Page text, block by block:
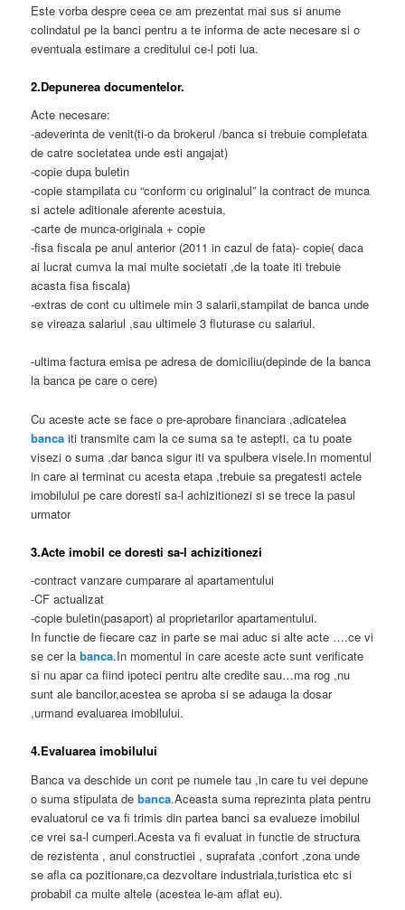
Este vorba despre ceea ce am prezentat mai sus si anume
colindatul pe la banci pentru a te informa de acte necesare si o
eventuala estimare a creditului ce-l poti lua.
2.Depunerea documentelor.
Acte necesare:
-adeverinta de venit(ti-o da brokerul /banca si trebuie completata
de catre societatea unde esti angajat)
-copie dupa buletin
-copie stampilata cu “conform cu originalul” la contract de munca
si actele aditionale aferente acestuia,
-carte de munca-originala + copie
-fisa fiscala pe anul anterior (2011 in cazul de fata)- copie( daca
ai lucrat cumva la mai multe societati ,de la toate iti trebuie
acasta fisa fiscala)
-extras de cont cu ultimele min 3 salarii,stampilat de banca unde
se vireaza salariul ,sau ultimele 3 fluturase cu salariul.
-ultima factura emisa pe adresa de domiciliu(depinde de la banca
la banca pe care o cere)
Cu aceste acte se face o pre-aprobare financiara ,adicatelea
banca iti transmite cam la ce suma sa te astepti, ca tu poate
visezi o suma ,dar banca sigur iti va spulbera visele.In momentul
in care ai terminat cu acesta etapa ,trebuie sa pregatesti actele
imobilului pe care doresti sa-l achizitionezi si se trece la pasul
urmator
3.Acte imobil ce doresti sa-l achizitionezi
-contract vanzare cumparare al apartamentului
-CF actualizat
-copie buletin(pasaport) al proprietarilor apartamentului.
In functie de fiecare caz in parte se mai aduc si alte acte ….ce vi
se cer la banca.In momentul in care aceste acte sunt verificate
si nu apar ca fiind ipoteci pentru alte credite sau…ma rog ,nu
sunt ale bancilor,acestea se aproba si se adauga la dosar
,urmand evaluarea imobilului.
4.Evaluarea imobilului
Banca va deschide un cont pe numele tau ,in care tu vei depune
o suma stipulata debanca.Aceasta suma reprezinta plata pentru
evaluatorul ce va fi trimis din partea banci sa evalueze imobilul
ce vrei sa-l cumperi.Acesta va fi evaluat in functie de structura
de rezistenta , anul constructiei , suprafata ,confort ,zona unde
se afla ca pozitionare,ca dezvoltare industriala,turistica etc si
probabil ca multe altele (acestea le-am aflat eu).